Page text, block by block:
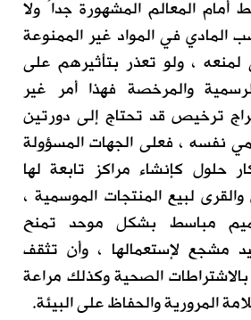
أمام المعالم المشهورة جداً ولا
المادي في المواد غير الممنوعة
لمنعه ، ولو تعذر بتأثيرهم على
والمرخصة فهذا أمر غير
ترخيص قد تحتاج إلى دورتين
نفسه ، فعلى الجهات المسؤولة
حلول كإنشاء مراكز تابعة لها
لبيع المنتجات الموسمية ،
مباسط بشكل موحد تمنح
مشجع لإستعمالها ، وأن تثقف
بالاشتراطات الصحية وكذلك مراعة
المرورية والحفاظ على البيئة.